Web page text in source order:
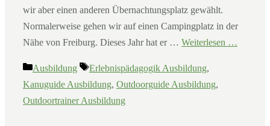
wir aber einen anderen Übernachtungsplatz gewählt.
Normalerweise gehen wir auf einen Campingplatz in der
Nähe von Freiburg. Dieses Jahr hat er … Weiterlesen …
Kategorien
Ausbildung Schlagwörter
Erlebnispädagogik Ausbildung,
Kanuguide Ausbildung, Outdoorguide Ausbildung,
Outdoortrainer Ausbildung